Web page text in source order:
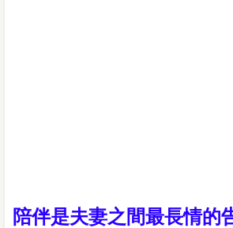
陪伴是夫妻之間最長情的